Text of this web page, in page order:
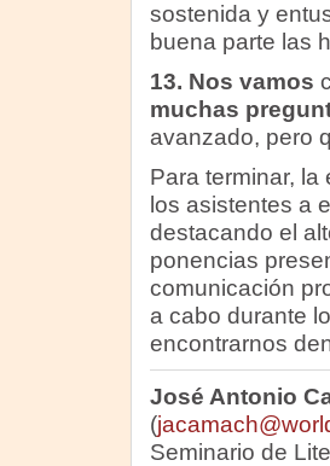
sostenida y
buena parte las
13. Nos vamos
muchas
avanzado, pero
Para terminar,
los asistentes a
destacando el
ponencias
comunicación
a cabo durante
encontrarnos
José Antonio
(
Seminario de